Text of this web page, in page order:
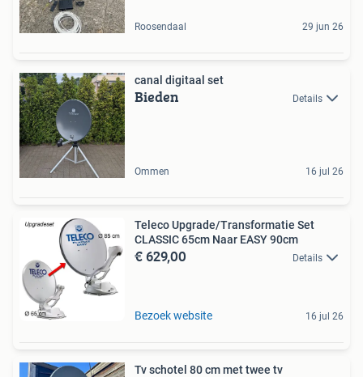
Roosendaal 29 jun 26
canal digitaal set
Bieden Details
Ommen 16 jul 26
Teleco Upgrade/Transformatie Set
CLASSIC 65cm Naar EASY 90cm
€ 629,00 Details
Bezoek website 16 jul 26
Tv schotel 80 cm met twee tv